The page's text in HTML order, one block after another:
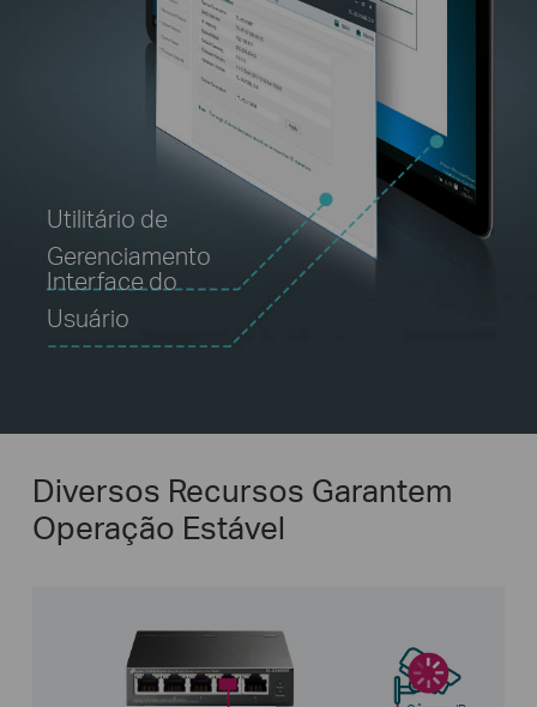
Utilitário de
Gerenciamento
Interface do
Usuário
Diversos Recursos Garantem
Operação Estável